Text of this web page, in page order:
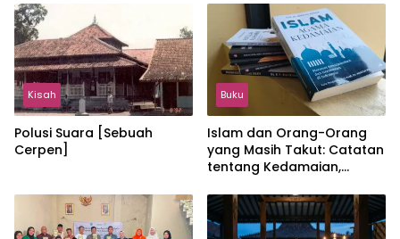
Jonggol
Kisah
Polusi Suara [Sebuah
Cerpen]
Buku
Islam dan Orang-Orang
yang Masih Takut: Catatan
tentang Kedamaian,
dalam Pemikiran Masykuri
Abdillah